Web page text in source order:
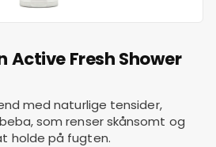
Active Fresh Shower
med naturlige tensider,
som renser skånsomt og
holde på fugten.